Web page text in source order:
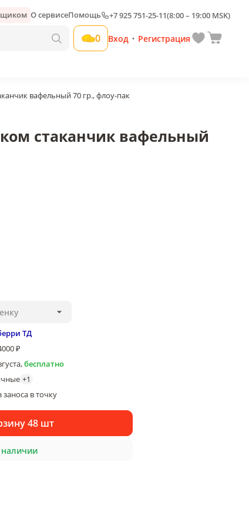
О сервисеПомощь +7 925 751-25-11(8:00 – 19:00 MSK)
0 Вход • Регистрация
вафельный 70 гр., флоу-пак
Добавить свою наценку
стаканчик вафельный
ТД
₽
,бесплатно
+1
в точку
48 шт